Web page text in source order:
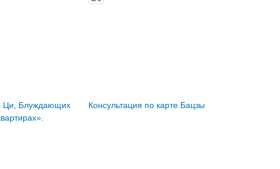
Ци, Блуждающих
Консультация по карте Бацзы